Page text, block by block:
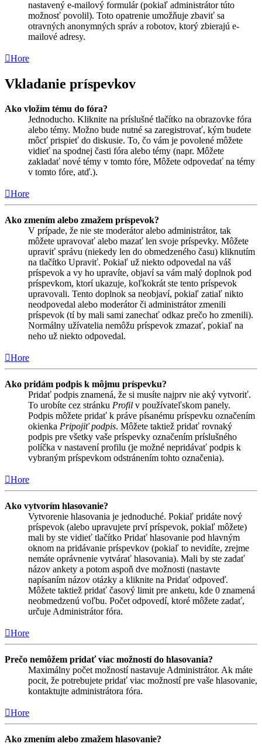
nastavený e-mailový formulár (pokiaľ administrátor túto
možnosť povolil). Toto opatrenie umožňuje zbaviť sa
otravných anonymných správ a robotov, ktorý zbierajú e-
mailové adresy.
Hore
Vkladanie príspevkov
Ako vložím tému do fóra?
Jednoducho. Kliknite na príslušné tlačítko na obrazovke fóra
alebo témy. Možno bude nutné sa zaregistrovať, kým budete
môcť prispieť do diskusie. To, čo vám je povolené môžete
vidieť na spodnej časti fóra alebo témy (napr. Môžete
zakladať nové témy v tomto fóre, Môžete odpovedať na témy
v tomto fóre, atď.).
Hore
Ako zmením alebo zmažem príspevok?
V prípade, že nie ste moderátor alebo administrátor, tak
môžete upravovať alebo mazať len svoje príspevky. Môžete
upraviť správu (niekedy len do obmedzeného času) kliknutím
na tlačítko Upraviť. Pokiaľ už niekto odpovedal na váš
príspevok a vy ho upravíte, objaví sa vám malý doplnok pod
príspevkom, ktorí ukazuje, koľkokrát ste tento príspevok
upravovali. Tento doplnok sa neobjaví, pokiaľ zatiaľ nikto
neodpovedal alebo moderátor či administrátor zmenili
príspevok (tí by mali sami zanechať odkaz prečo ho zmenili).
Normálny užívatelia nemôžu príspevok zmazať, pokiaľ na
neho už niekto odpovedal.
Hore
Ako pridám podpis k môjmu príspevku?
Pridať podpis znamená, že si musíte najprv nie aký vytvoriť.
To urobíte cez stránku Profil v používateľskom panely.
Podpis môžete pridať k práve písanému príspevku označením
okienka Pripojiť podpis. Môžete taktiež pridať rovnaký
podpis pre všetky vaše príspevky označením príslušného
políčka v nastavení profilu (je možné nepridávať podpis k
vybraným príspevkom odstránením tohto označenia).
Hore
Ako vytvorím hlasovanie?
Vytvorenie hlasovania je jednoduché. Pokiaľ pridáte nový
príspevok (alebo upravujete prví príspevok, pokiaľ môžete)
mali by ste vidieť tlačítko Pridať hlasovanie pod hlavným
oknom na pridávanie príspevkov (pokiaľ to nevidíte, zrejme
nemáte oprávnenie vytvárať hlasovania). Mali by ste zadať
názov ankety a potom aspoň dve možnosti (nastavte
napísaním názov otázky a kliknite na Pridať odpoveď.
Môžete taktiež pridať časový limit pre anketu, kde 0 znamená
neobmedzenú voľbu. Počet odpovedí, ktoré môžete zadať,
určuje Administrátor fóra.
Hore
Prečo nemôžem pridať viac možností do hlasovania?
Maximálny počet možností nastavuje Administrátor. Ak máte
pocit, že potrebujete pridať viac možností pre vaše hlasovanie,
kontaktujte administrátora fóra.
Hore
Ako zmením alebo zmažem hlasovanie?